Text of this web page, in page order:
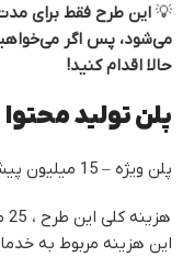
💡 این طرح فقط برای
می‌شود، پس اگر
حالا اقدام کنید!
پلن تولید محتوا
پلن ویژه – 15 میلیون پیش پرداخت
این هزینه مربوط به